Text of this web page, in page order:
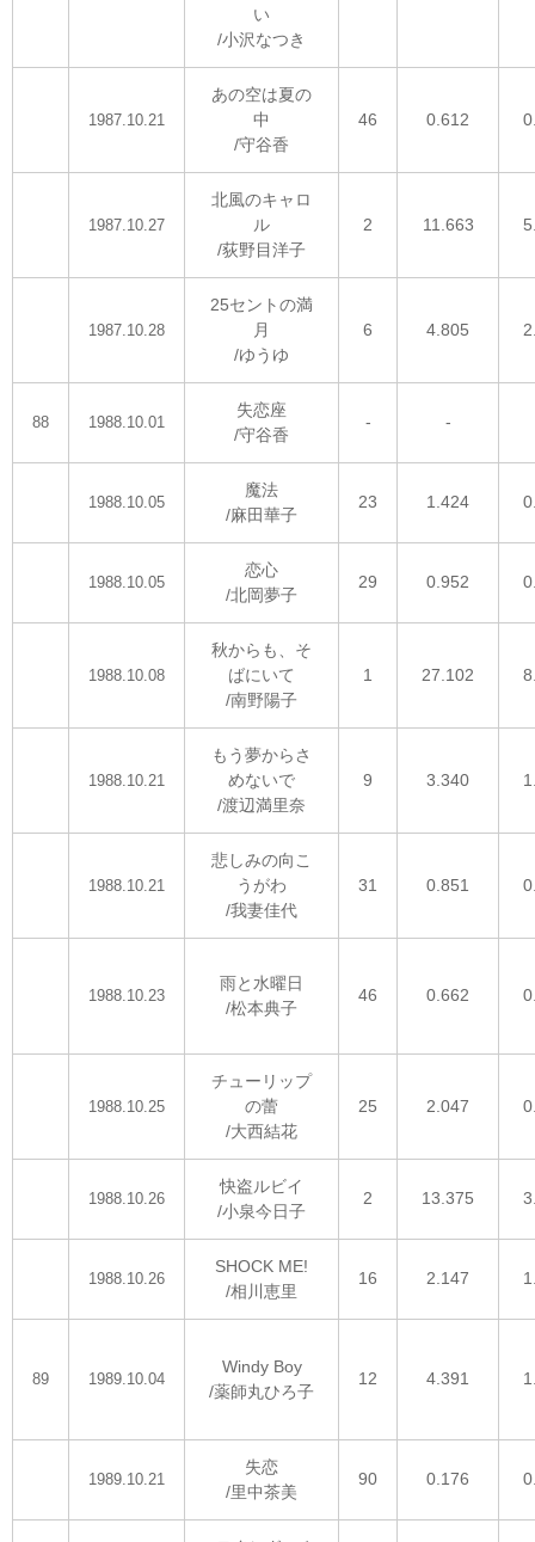
い
/小沢なつき
1987.10.21
あの空は夏の
中
/守谷香
46 0.612
1987.10.27
北風のキャロ
ル
/荻野目洋子
2 11.663
1987.10.28
25セントの満
月
/ゆうゆ
6 4.805
88 1988.10.01
失恋座
/守谷香
- -
1988.10.05
魔法
/麻田華子
23 1.424
1988.10.05
恋心
/北岡夢子
29 0.952
1988.10.08
秋からも、そ
ばにいて
/南野陽子
1 27.102
1988.10.21
もう夢からさ
めないで
/渡辺満里奈
9 3.340
1988.10.21
悲しみの向こ
うがわ
/我妻佳代
31 0.851
1988.10.23
雨と水曜日
/松本典子
46 0.662
1988.10.25
チューリップ
の蕾
/大西結花
25 2.047
1988.10.26
快盗ルビイ
/小泉今日子
2 13.375
1988.10.26
SHOCK ME!
/相川恵里
16 2.147
89 1989.10.04
Windy Boy
/薬師丸ひろ子
12 4.391
1989.10.21
失恋
/里中茶美
90 0.176